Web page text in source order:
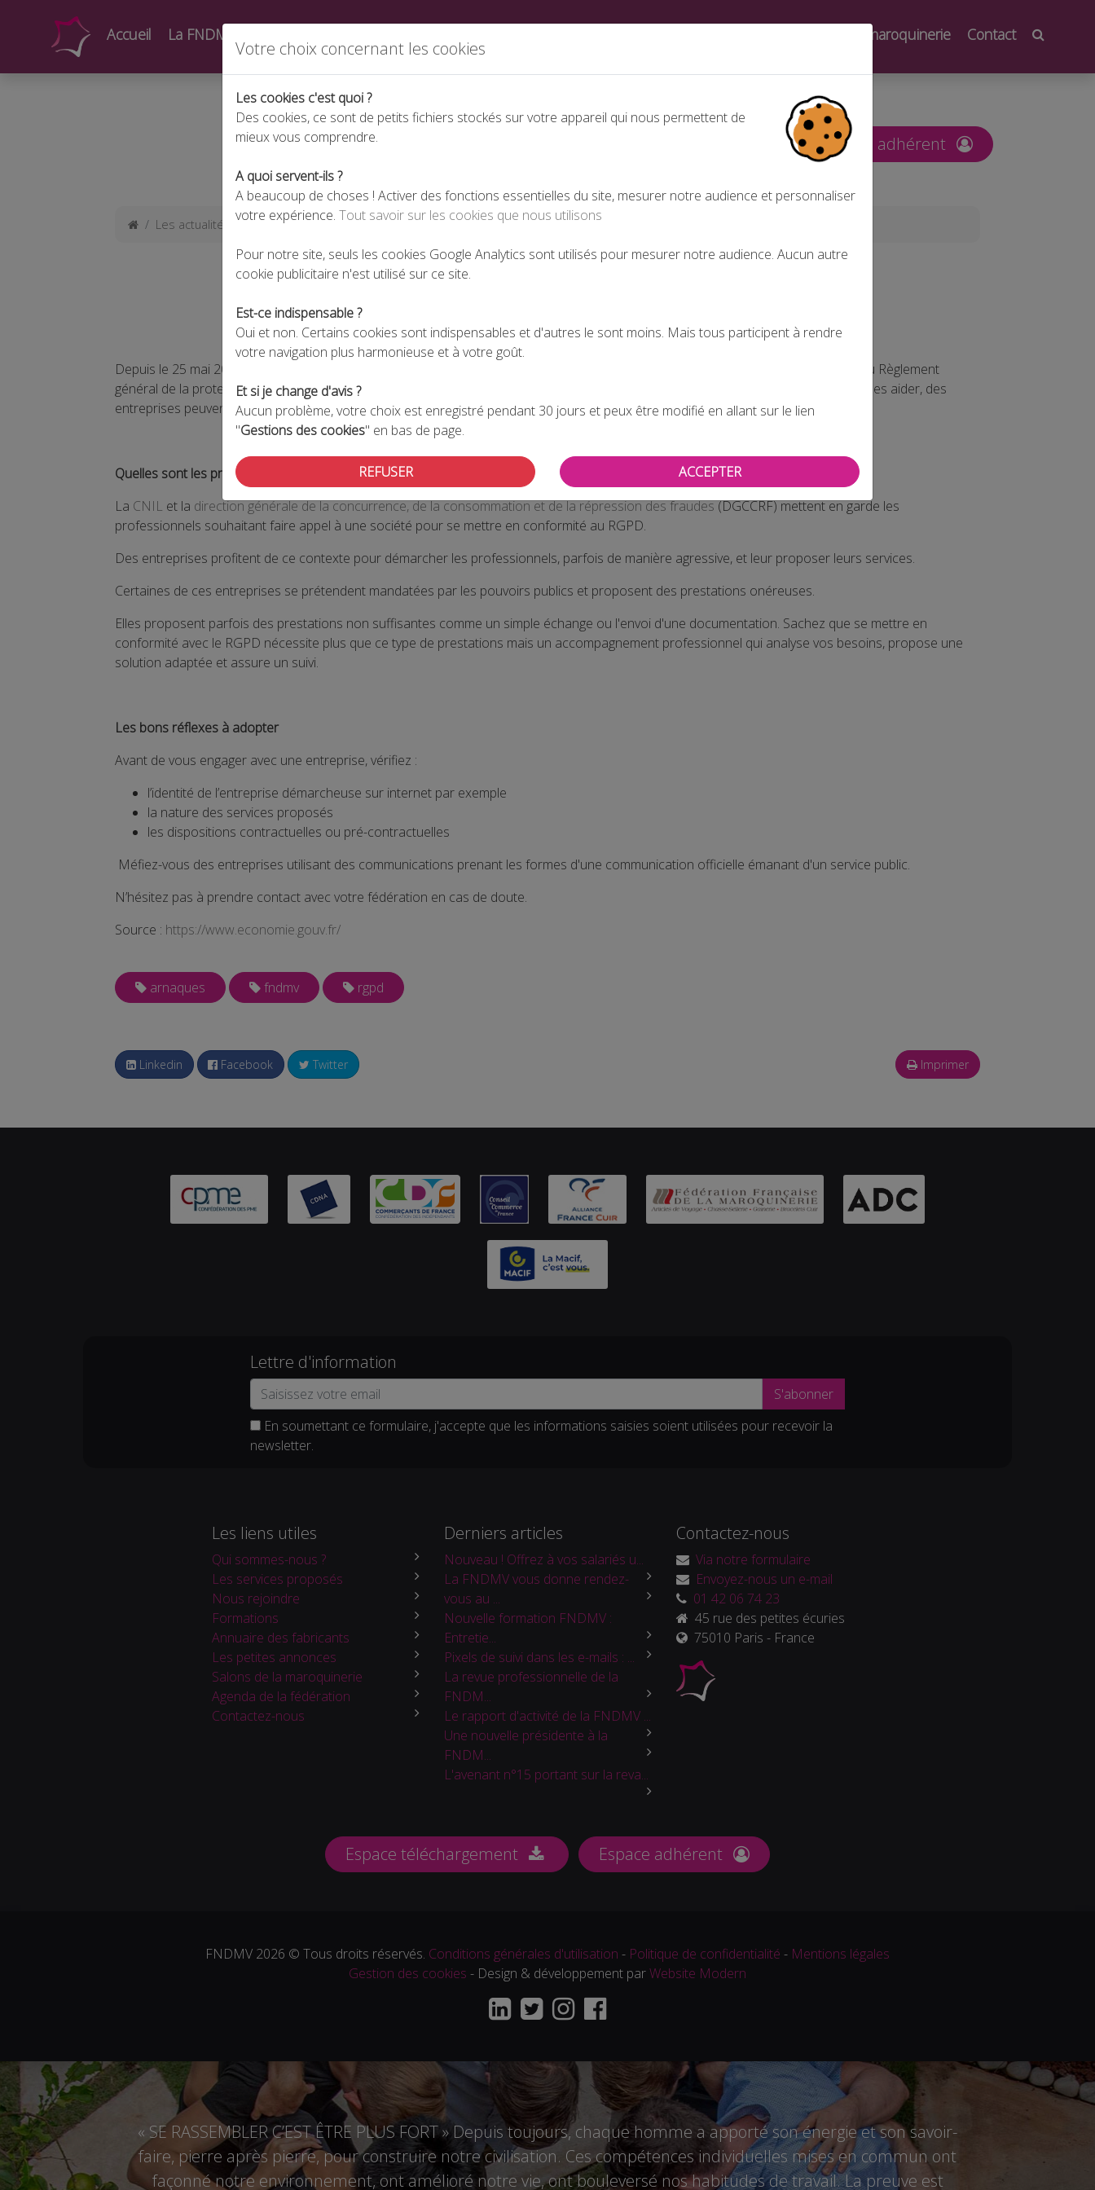
Accueil La FNDMV Salons de la maroquinerie Contact
Espace adhérent
Les actualités RGPD : attention aux arnaques !
Depuis le 25 mai 2018, les professionnels collectant des données sur leurs clients ou leurs abonnés sont tenus de se conformer au Règlement
général de la protection des données (RGPD). Ce règlement européen a pour objectif d’encadrer de traitement des données. Pour les aider, des
entreprises peuvent les accompagner. Mais attention aux offres frauduleuses !
Quelles sont les pratiques abusives constatées ?
La CNIL et la direction générale de la concurrence, de la consommation et de la répression des fraudes(DGCCRF) mettent en garde les
professionnels souhaitant faire appel à une société pour se mettre en conformité au RGPD.
Des entreprises profitent de ce contexte pour démarcher les professionnels, parfois de manière agressive, et leur proposer leurs services.
Certaines de ces entreprises se prétendent mandatées par les pouvoirs publics et proposent des prestations onéreuses.
Elles proposent parfois des prestations non suffisantes comme un simple échange ou l'envoi d'une documentation. Sachez que se mettre en
conformité avec le RGPD nécessite plus que ce type de prestations mais un accompagnement professionnel qui analyse vos besoins, propose une
solution adaptée et assure un suivi.
Les bons réflexes à adopter
Avant de vous engager avec une entreprise, vérifiez :
l’identité de l’entreprise démarcheuse sur internet par exemple
la nature des services proposés
les dispositions contractuelles ou pré-contractuelles
Méfiez-vous des entreprises utilisant des communications prenant les formes d'une communication officielle émanant d'un service public.
N’hésitez pas à prendre contact avec votre fédération en cas de doute.
Source : https://www.economie.gouv.fr/
arnaques fndmv rgpd
Linkedin Facebook Twitter Imprimer
Lettre d'information
S'abonner
En soumettant ce formulaire, j'accepte que les informations saisies soient utilisées pour recevoir la
newsletter.
Les liens utiles
Qui sommes-nous ?
Les services proposés
Nous rejoindre
Formations
Annuaire des fabricants
Les petites annonces
Salons de la maroquinerie
Agenda de la fédération
Contactez-nous
Derniers articles
Nouveau ! Offrez à vos salariés u...
La FNDMV vous donne rendez-
vous au ...
Nouvelle formation FNDMV :
Entretie...
Pixels de suivi dans les e-mails : ...
La revue professionnelle de la
FNDM...
Le rapport d'activité de la FNDMV ...
Une nouvelle présidente à la
FNDM...
L'avenant n°15 portant sur la reva...
Contactez-nous
Via notre formulaire
Envoyez-nous un e-mail
01 42 06 74 23
45 rue des petites écuries
75010 Paris - France
Espace téléchargement Espace adhérent
FNDMV 2026 © Tous droits réservés. Conditions générales d'utilisation - Politique de confidentialité - Mentions légales
Gestion des cookies - Design & développement parWebsite Modern
« SE RASSEMBLER C’EST ÊTRE PLUS FORT » Depuis toujours, chaque homme a apporté son énergie et son savoir-
faire, pierre après pierre, pour construire notre civilisation. Ces compétences individuelles mises en commun ont
façonné notre environnement, ont amélioré notre vie, ont bouleversé nos habitudes de travail. La preuve est
Votre choix concernant les cookies
Les cookies c'est quoi ?
Des cookies, ce sont de petits fichiers stockés sur votre appareil qui nous permettent de
mieux vous comprendre.
A quoi servent-ils ?
A beaucoup de choses ! Activer des fonctions essentielles du site, mesurer notre audience et personnaliser
votre expérience. Tout savoir sur les cookies que nous utilisons
Pour notre site, seuls les cookies Google Analytics sont utilisés pour mesurer notre audience. Aucun autre
cookie publicitaire n'est utilisé sur ce site.
Est-ce indispensable ?
Oui et non. Certains cookies sont indispensables et d'autres le sont moins. Mais tous participent à rendre
votre navigation plus harmonieuse et à votre goût.
Et si je change d'avis ?
Aucun problème, votre choix est enregistré pendant 30 jours et peux être modifié en allant sur le lien
"Gestions des cookies" en bas de page.
REFUSER ACCEPTER